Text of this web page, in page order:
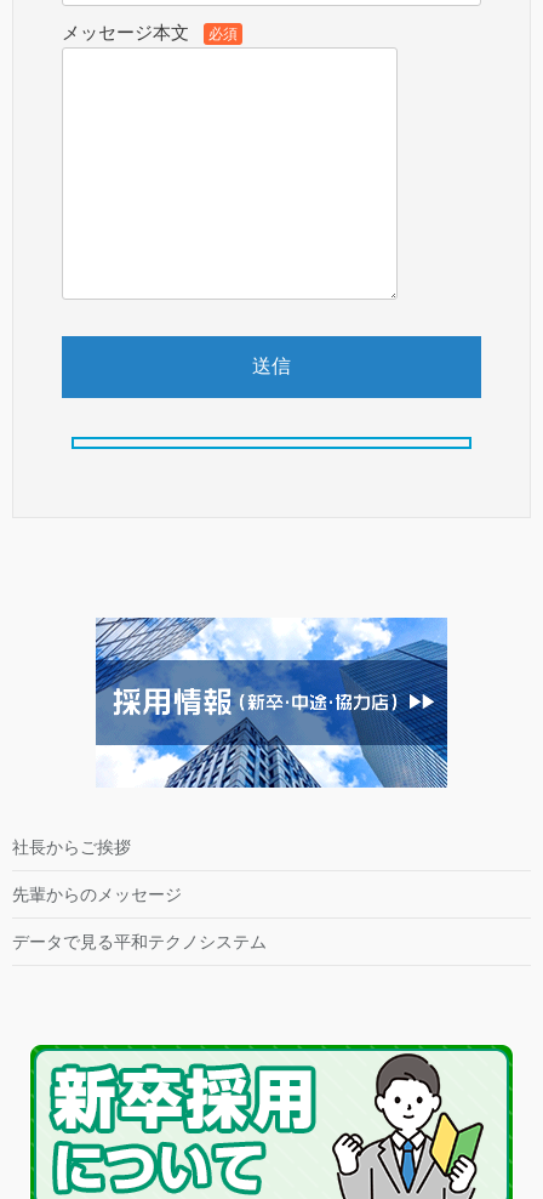
メッセージ本文 必須
社長からご挨拶
先輩からのメッセージ
データで見る平和テクノシステム